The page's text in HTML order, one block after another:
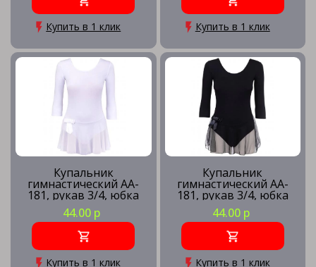
Купить в 1 клик Купить в 1 клик
Купальник
гимнастический AA-
181, рукав 3/4, юбка
сетка, хлопок, белый
(36-42)
44.00 р
Купить в 1 клик
Купальник
гимнастический AA-
181, рукав 3/4, юбка
сетка, хлопок, черный
(36-42)
44.00 р
Купить в 1 клик